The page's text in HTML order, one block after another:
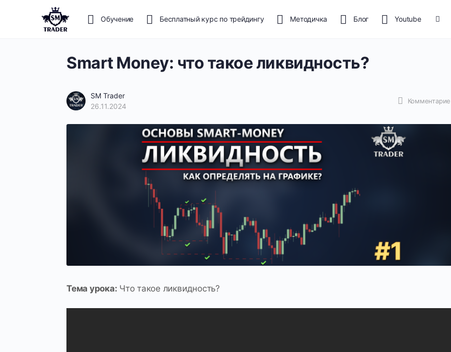
Обучение Бесплатный курс по трейдингу Методичка Блог Youtube
Smart Money: что такое ликвидность?
SM Trader
26.11.2024
Тема урока: Что такое ликвидность?